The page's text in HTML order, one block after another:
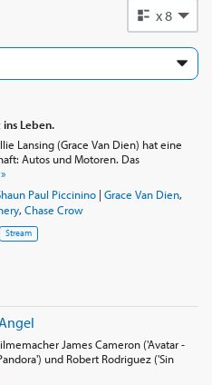
x 8
Leben.
Lansing (Grace Van Dien) hat eine
Autos und Motoren. Das
Paul Piccinino| Grace Van Dien,
, Chase Crow
Stream
James Cameron ('Avatar -
und Robert Rodriguez ('Sin